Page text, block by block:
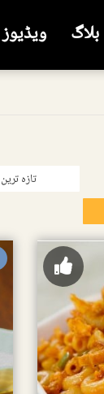
بلاگ ویڈیوز
تازہ ترین